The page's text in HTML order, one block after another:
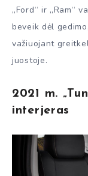
„Ford“ ir „Ram“
beveik dėl
važiuojant
juostoje.
2021 m.
interjeras